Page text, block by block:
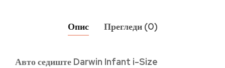
Опис Прегледи (0)
Авто седиште Darwin Infant i-Size